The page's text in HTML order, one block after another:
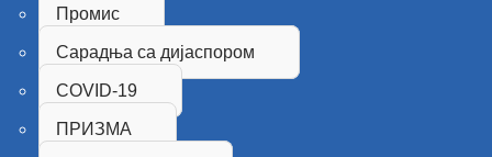
Промис
Сарадња са дијаспором
COVID-19
ПРИЗМА